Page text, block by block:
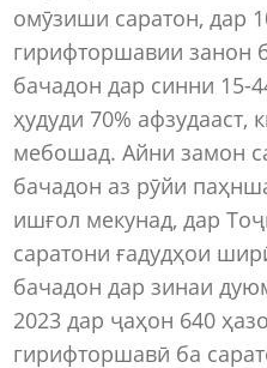
омӯзиши саратон, дар
гирифторшавии занон
бачадон дар синни 15-
ҳудуди 70%
мебошад. Айни замон
бачадон аз рӯйи
ишғол мекунад, дар
саратони ғадудҳои
бачадон дар зинаи
2023 дар ҷаҳон 640
гирифторшавӣ ба